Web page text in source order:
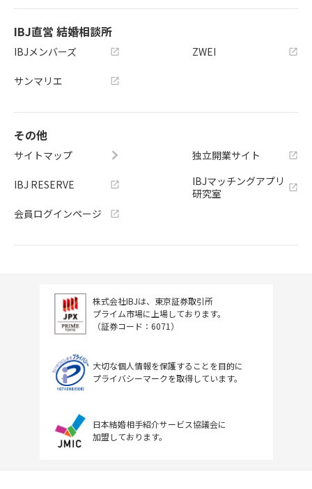
IBJ直営 結婚相談所
IBJメンバーズ
サンマリエ
ZWEI
その他
サイトマップ
IBJ RESERVE
会員ログインページ
独立開業サイト
IBJマッチングアプリ
研究室
株式会社IBJは、東京証券取引所
プライム市場に上場しております。
（証券コード：6071）
大切な個人情報を保護することを目的に
プライバシーマークを取得しています。
日本結婚相手紹介サービス協議会に
加盟しております。